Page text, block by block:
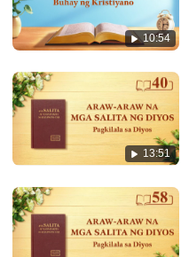
10:54
13:51